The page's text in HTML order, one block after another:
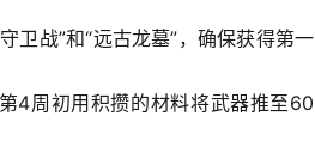
卫战”和“远古龙墓”，确保获得第一
4周初用积攒的材料将武器推至60